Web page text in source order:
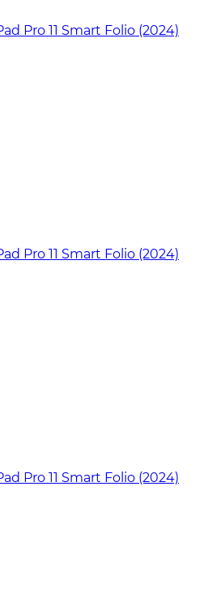
Pro 11 Smart Folio (2024)
Pro 11 Smart Folio (2024)
Pro 11 Smart Folio (2024)